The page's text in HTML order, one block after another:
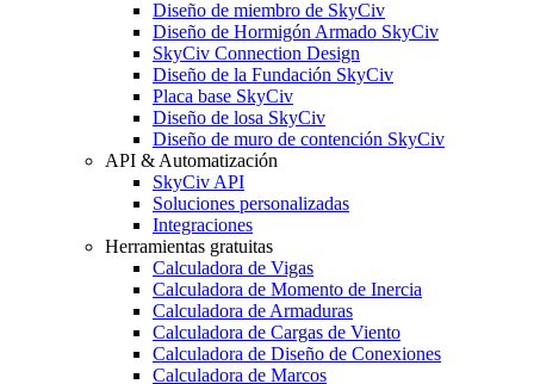
Diseño de miembro de SkyCiv
Diseño de Hormigón Armado SkyCiv
SkyCiv Connection Design
Diseño de la Fundación SkyCiv
Placa base SkyCiv
Diseño de losa SkyCiv
Diseño de muro de contención SkyCiv
API & Automatización
SkyCiv API
Soluciones personalizadas
Integraciones
Herramientas gratuitas
Calculadora de Vigas
Calculadora de Momento de Inercia
Calculadora de Armaduras
Calculadora de Cargas de Viento
Calculadora de Diseño de Conexiones
Calculadora de Marcos